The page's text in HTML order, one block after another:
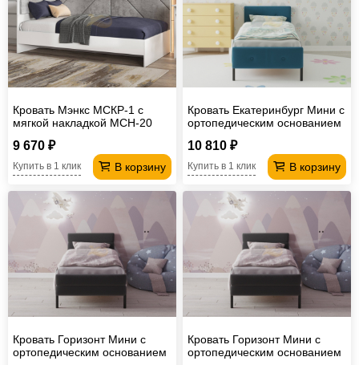
оборудование
Кровать Мэнкс МСКР-1 с
мягкой накладкой МСН-20
9 670 ₽
В корзину
Купить в 1 клик
Кровать Екатеринбург Мини с
ортопедическим основанием
10 810 ₽
В корзину
Купить в 1 клик
Кровать Горизонт Мини с
ортопедическим основанием
Кровать Горизонт Мини с
ортопедическим основанием